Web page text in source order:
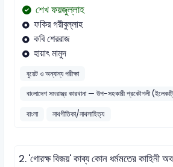
শেখ ফয়জুল্লাহ
ফকির গরীবুল্লাহ
কবি শেররাজ
হায়াৎ মামুদ
বুয়েট ও অন্যান্য পরীক্ষা
বাংলাদেশ সমরাস্ত্র কারখানা — উপ-সহকারী প্রকৌশলী
বাংলা
নাথগীতিকা/নাথসাহিত্য
2.'গোরক্ষ বিজয়' কাব্য কোন ধর্মমতের কাহিনী